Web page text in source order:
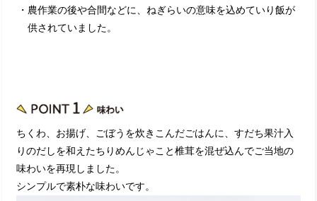
・農作業の後や合間などに、ねぎらいの意味を込めていり飯が
供されていました。
ちくわ、お揚げ、ごぼうを炊きこんだごはんに、すだち果汁入
りのだしを和えたちりめんじゃこと椎茸を混ぜ込んでご当地の
味わいを再現しました。
シンプルで素朴な味わいです。